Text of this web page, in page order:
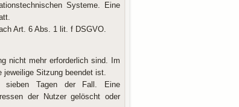
Systeme. Eine
Art. 6 Abs. 1 lit. f DSGVO.
nicht mehr erforderlich sind. Im
jeweilige Sitzung beendet ist.
Tagen der Fall. Eine
der Nutzer gelöscht oder